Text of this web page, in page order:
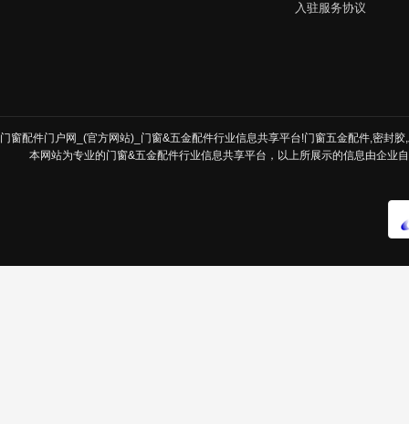
入驻服务协议
门窗配件门户网_(官方网站)_门窗&五金配件行业信息共享平台!门窗五金配件,密封
本网站为专业的门窗&五金配件行业信息共享平台，以上所展示的信息由企业